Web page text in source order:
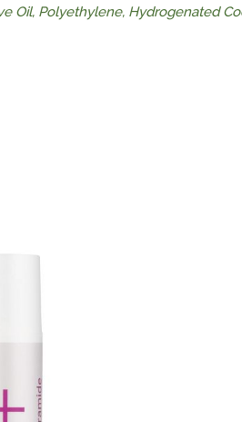
Oil, Polyethylene, Hydrogenated